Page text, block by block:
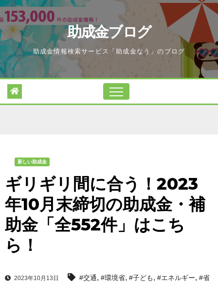
Skip
to
content
助成金ブログ
助成金情報検索サービス「助成金なう」のブログ
新しい助成金
ギリギリ間に合う！2023
年10月末締切の助成金・補
助金「全552件」はこち
ら！
2023年10月13日 #交通, #環境省, #子ども, #エネルギー, #省